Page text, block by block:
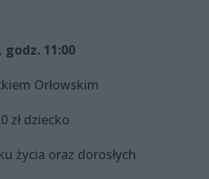
11:00
Orłowskim
zł dziecko
życia oraz dorosłych